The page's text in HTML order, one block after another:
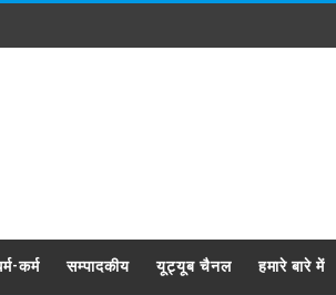
कर्म सम्पादकीय यूट्यूब चैनल हमारे बारे में